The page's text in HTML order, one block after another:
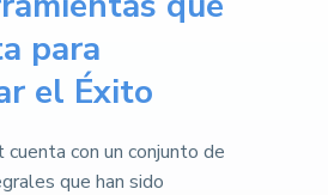
para
el Éxito
con un conjunto de
que han sido